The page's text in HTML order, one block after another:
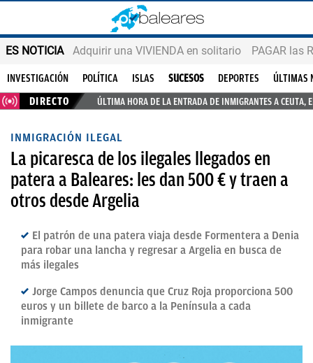
ES NOTICIA Adquirir una VIVIENDA en solitario PAGAR las
INVESTIGACIÓN POLÍTICA ISLAS SUCESOS DEPORTES
ÚLTIMAS
DIRECTO
ÚLTIMA HORA DE LA ENTRADA DE INMIGRANTES A CEUTA,
INMIGRACIÓN ILEGAL
La picaresca de los ilegales llegados en
patera a Baleares: les dan 500 € y traen a
otros desde Argelia
El patrón de una patera viaja desde Formentera a Denia
para robar una lancha y regresar a Argelia en busca de
más ilegales
Jorge Campos denuncia que Cruz Roja proporciona 500
euros y un billete de barco a la Península a cada
inmigrante